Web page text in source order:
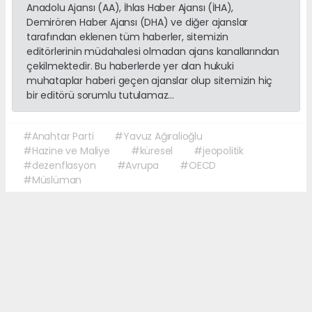
Anadolu Ajansı (AA), İhlas Haber Ajansı (İHA),
Demirören Haber Ajansı (DHA) ve diğer ajanslar
tarafından eklenen tüm haberler, sitemizin
editörlerinin müdahalesi olmadan ajans kanallarından
çekilmektedir. Bu haberlerde yer alan hukuki
muhataplar haberi geçen ajanslar olup sitemizin hiç
bir editörü sorumlu tutulamaz...
#Anahtar Parti
#Yavuz Ağıralioğlu
#Hazine ve Maliye
#küresel
#jeopolitik
#dezenflasyon
#Avrupa
#OECD
#Müslüman